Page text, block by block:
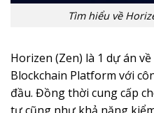
Tìm hiểu về
Horizen (Zen) là 1 dự án
Blockchain Platform với
đầu. Đồng thời cung cấp